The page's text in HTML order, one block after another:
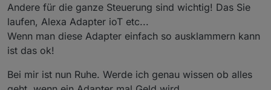
Andere für die ganze Steuerung sind wichtig! Das Sie
laufen, Alexa Adapter ioT etc...
Wenn man diese Adapter einfach so ausklammern kann
ist das ok!
Bei mir ist nun Ruhe. Werde ich genau wissen ob alles